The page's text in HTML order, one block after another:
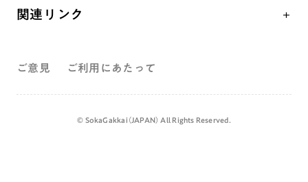
第2代会長・戸田城聖先生
彼岸
展示活動
創価学会 社会憲章
沿革
入会について
関連リンク
墓地公園・納骨堂
聖教電子版
聖教ブックストア
ご意見 ご利用にあたって
©️ SokaGakkai（JAPAN） All Rights Reserved.